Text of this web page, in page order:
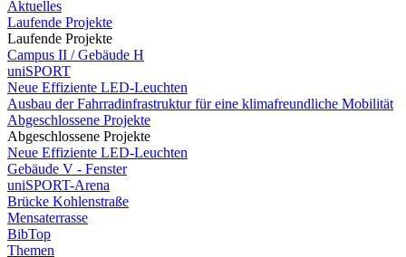
Aktuelles
Laufende Projekte
Laufende Projekte
Campus II / Gebäude H
uniSPORT
Neue Effiziente LED-Leuchten
Ausbau der Fahrradinfrastruktur für eine klimafreundliche Mobilität
Abgeschlossene Projekte
Abgeschlossene Projekte
Neue Effiziente LED-Leuchten
Gebäude V - Fenster
uniSPORT-Arena
Brücke Kohlenstraße
Mensaterrasse
BibTop
Themen